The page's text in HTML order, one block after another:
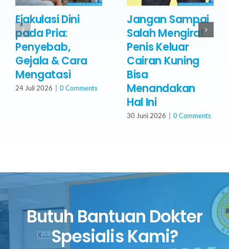
Ejakulasi Dini
pada Pria:
Penyebab,
Gejala & Cara
Mengatasi
24 Juli 2026 0 Comments
Jangan Sampai
Salah Mengira!
Penis Keluar
Cairan Kuning
Bisa
Menandakan
Hal Ini
30 Juni 2026 0 Comments
Butuh Bantuan Dokter
Spesialis Kami?